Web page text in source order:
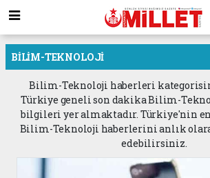
BILIM-TEKNOLOJI
Bilim-Teknoloji haberleri
Türkiye geneli son dakika Bilim-
bilgileri yer almaktadır. Türkiye'nin en
Bilim-Teknoloji haberlerini anlık
edebilirsiniz.